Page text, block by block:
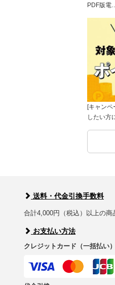
PDF版電
[キャン
したい方
送料・代金引換手数料
合計4,000円（税込）以上の商
お支払い方法
クレジットカード（一括払い）